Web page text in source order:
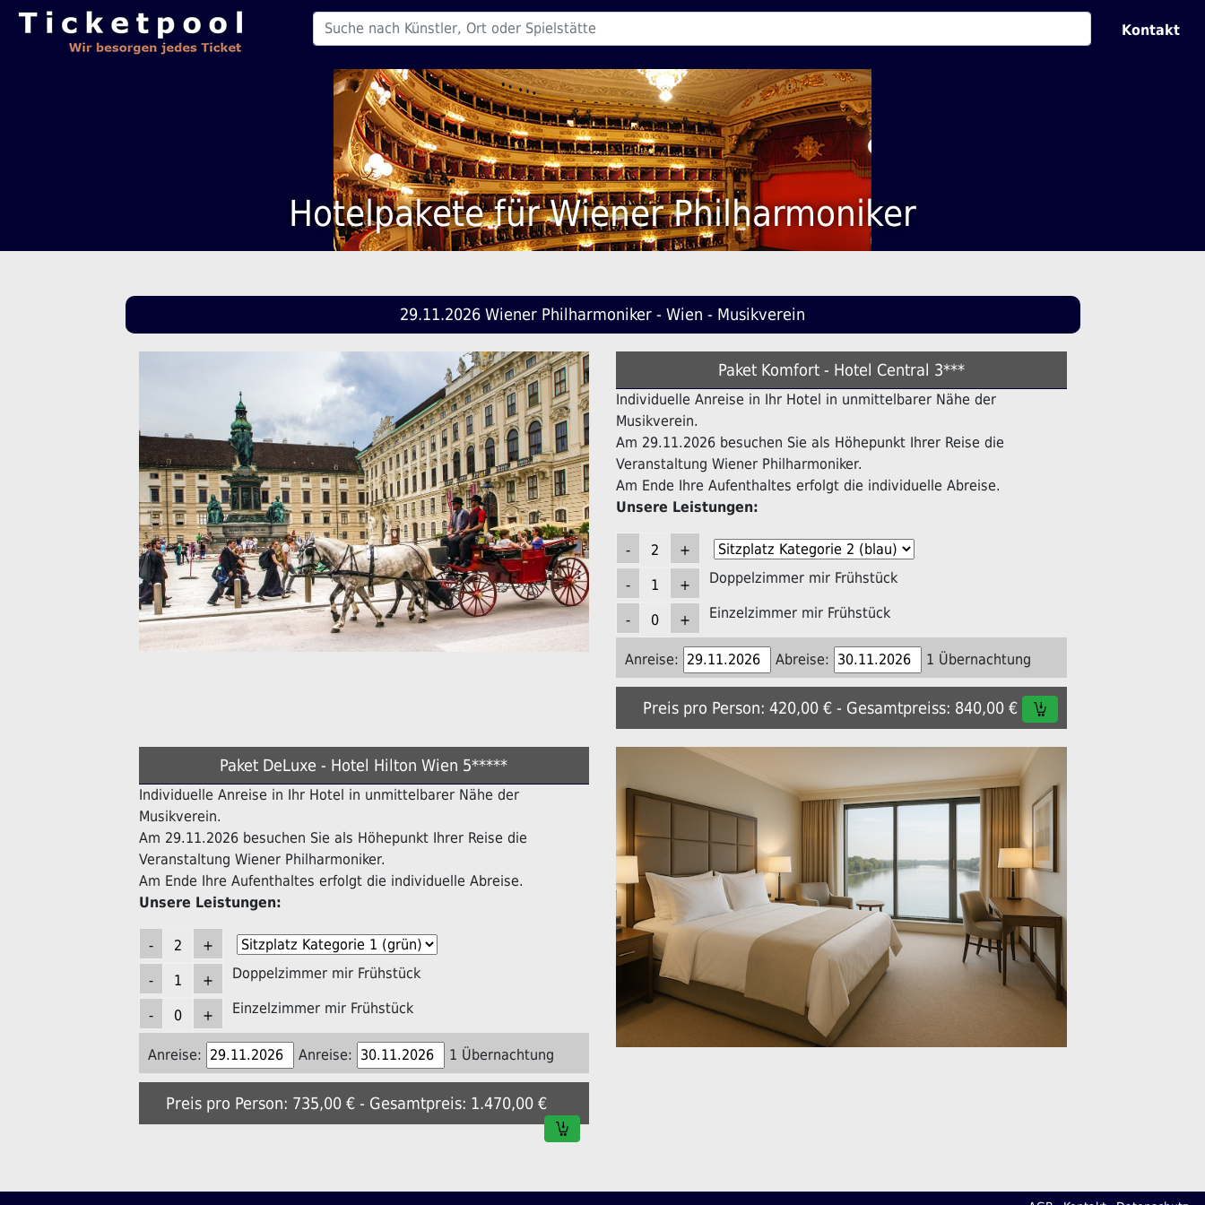
Kontakt
Hotelpakete für Wiener Philharmoniker
29.11.2026 Wiener Philharmoniker - Wien - Musikverein
Paket Komfort - Hotel Central 3***
Individuelle Anreise in Ihr Hotel in unmittelbarer Nähe der
Musikverein.
Am 29.11.2026 besuchen Sie als Höhepunkt Ihrer Reise die
Veranstaltung Wiener Philharmoniker.
Am Ende Ihre Aufenthaltes erfolgt die individuelle Abreise.
Unsere Leistungen:
Doppelzimmer mir Frühstück
Einzelzimmer mir Frühstück
Anreise: Abreise: 1 Übernachtung
Preis pro Person: 420,00 € - Gesamtpreiss: 840,00 €
Paket DeLuxe - Hotel Hilton Wien 5*****
Individuelle Anreise in Ihr Hotel in unmittelbarer Nähe der
Musikverein.
Am 29.11.2026 besuchen Sie als Höhepunkt Ihrer Reise die
Veranstaltung Wiener Philharmoniker.
Am Ende Ihre Aufenthaltes erfolgt die individuelle Abreise.
Unsere Leistungen:
Doppelzimmer mir Frühstück
Einzelzimmer mir Frühstück
Anreise: Anreise: 1 Übernachtung
Preis pro Person: 735,00 € - Gesamtpreis: 1.470,00 €